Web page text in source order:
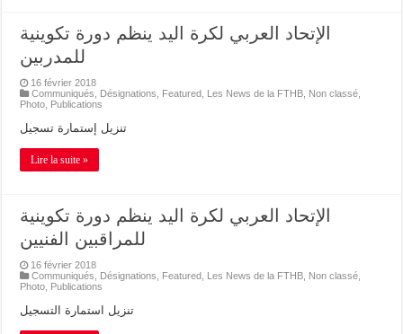
الإتحاد العربي لكرة اليد ينظم دورة تكوينية
للمدربين
16 février 2018
Communiqués
Désignations Featured Les News de la FTHB Non classé
Photo Publications
تنزيل إستمارة تسجيل
Lire la suite »
الإتحاد العربي لكرة اليد ينظم دورة تكوينية
للمراقبين الفنيين
16 février 2018
Communiqués
Désignations Featured Les News de la FTHB Non classé
Photo Publications
تنزيل استمارة التسجيل